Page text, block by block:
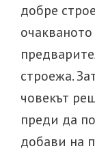
добре
строежа.
човекът
преди да
добави на